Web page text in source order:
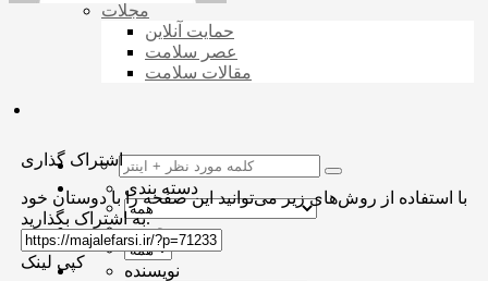
مجلات
حمایت آنلاین
عصر سلامت
مقالات سلامت
دسته بندی
برچسب
نویسنده
اشتراک گذاری
با استفاده از روش‌های زیر می‌توانید این صفحه را با دوستان خود
به اشتراک بگذارید.
کپی لینک